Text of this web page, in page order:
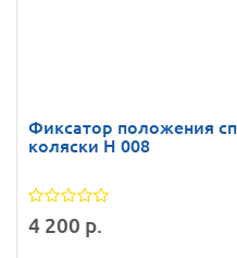
Фиксатор положения
коляски Н 008
4 200 р.